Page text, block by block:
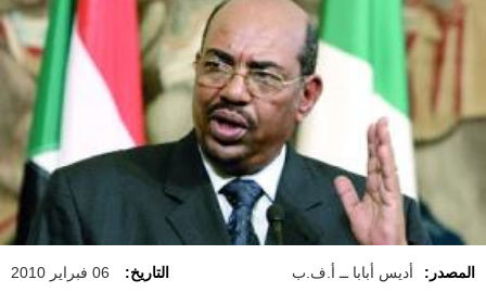
المصدر: أديس أبابا ــ أ.ف.ب التاريخ: 06 فبراير 2010